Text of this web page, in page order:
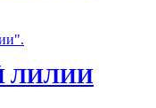
ЛИЛИИ